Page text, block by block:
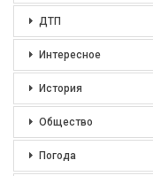
ДТП
Интересное
История
Общество
Погода